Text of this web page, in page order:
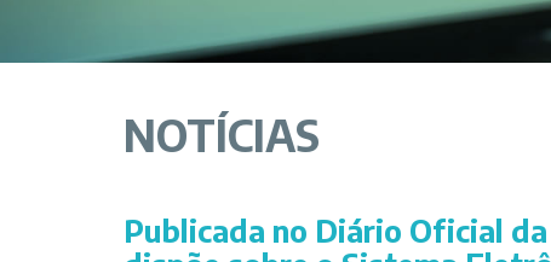
NOTÍCIAS
Publicada no Diário Oficial